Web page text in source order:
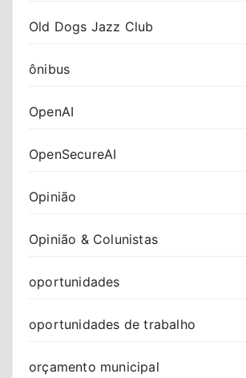
Old Dogs Jazz Club
ônibus
OpenAI
OpenSecureAI
Opinião
Opinião & Colunistas
oportunidades
oportunidades de trabalho
orçamento municipal